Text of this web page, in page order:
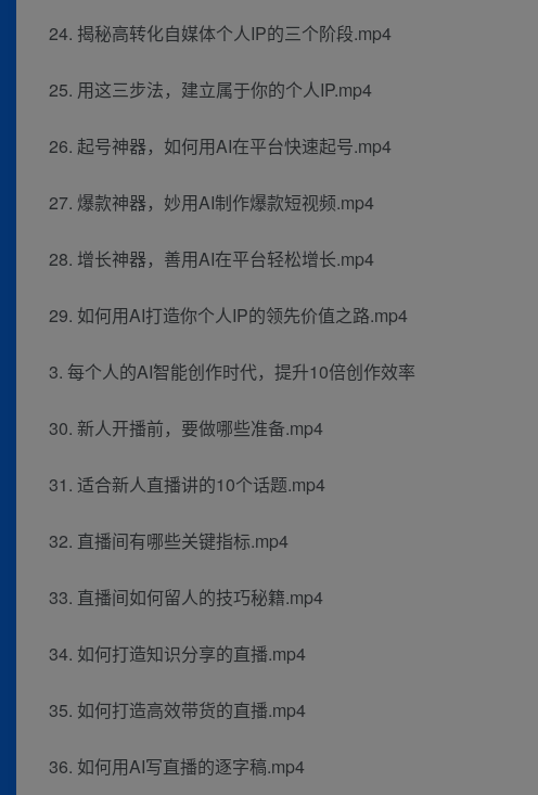
24. 揭秘高转化自媒体个人IP的三个阶段.mp4
25. 用这三步法，建立属于你的个人IP.mp4
26. 起号神器，如何用AI在平台快速起号.mp4
27. 爆款神器，妙用AI制作爆款短视频.mp4
28. 增长神器，善用AI在平台轻松增长.mp4
29. 如何用AI打造你个人IP的领先价值之路.mp4
3. 每个人的AI智能创作时代，提升10倍创作效率
30. 新人开播前，要做哪些准备.mp4
31. 适合新人直播讲的10个话题.mp4
32. 直播间有哪些关键指标.mp4
33. 直播间如何留人的技巧秘籍.mp4
34. 如何打造知识分享的直播.mp4
35. 如何打造高效带货的直播.mp4
36. 如何用AI写直播的逐字稿.mp4